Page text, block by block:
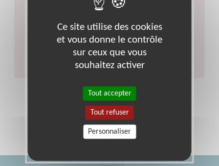
Visite à domicile
Ville :Val-d-oise
Veuillez indiquer moins de critères et/ou remplacer
votre code postal par celui de votre département.
Effectuer une nouvelle recherche
Ce site utilise des cookies
et vous donne le contrôle
sur ceux que vous
souhaitez activer
Tout accepter
Tout refuser
Personnaliser